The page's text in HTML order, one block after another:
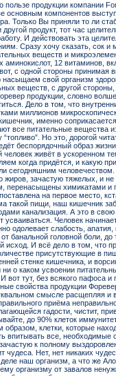
пользе продукции компании
основным компонентов
Только Вы приняли то ли
продукт, тот час
И действовать эта
Сразу хочу сказать, сок и
веществ и
аминокислот, 12 витаминов,
с одной стороны принимая
свой организм
веществ, с другой
продукции, словно
Дело в том, что
миллионов
именно
все питательные вещества
Но это, дорогой
беспорядочный образ
человек живёт в ускоренном
когда придётся, и какую
сегодняшним
жиров, зачастую тяжелых, и
перенасыщены химикатами и
на первое место,
такой пищи, наш кишечник
канализация. А это в
усваиваться. Человек
одолевает слабость,
банальной головной боли, до
исход. И всё дело в том, что
присутствующие в
стенке кишечника, и
о каком усвоении
вот тут, без всякого пафоса и
свойства продукции
смысле расщепляя и
приёма
гадости, чистит,
до 90% клеток
клетки, которые
впитывать все, необходимые
к полному
чудеса. Нет, нет никаких
наш организм, а что же
организму от завалов